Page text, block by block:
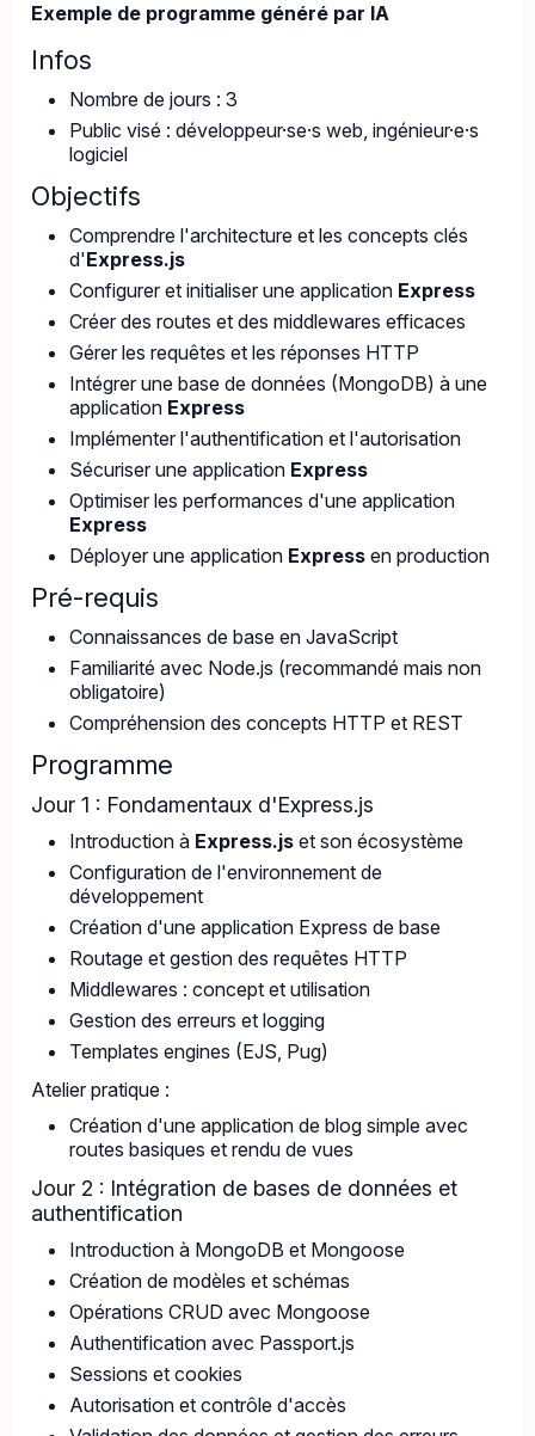
Exemple de programme généré par IA
Infos
Nombre de jours : 3
Public visé : développeur·se·s web, ingénieur·e·s
logiciel
Objectifs
Comprendre l'architecture et les concepts clés
d'Express.js
Configurer et initialiser une application Express
Créer des routes et des middlewares efficaces
Gérer les requêtes et les réponses HTTP
Intégrer une base de données (MongoDB) à une
application Express
Implémenter l'authentification et l'autorisation
Sécuriser une application Express
Optimiser les performances d'une application
Express
Déployer une application Express en production
Pré-requis
Connaissances de base en JavaScript
Familiarité avec Node.js (recommandé mais non
obligatoire)
Compréhension des concepts HTTP et REST
Programme
Jour 1 : Fondamentaux d'Express.js
Introduction à Express.js et son écosystème
Configuration de l'environnement de
développement
Création d'une application Express de base
Routage et gestion des requêtes HTTP
Middlewares : concept et utilisation
Gestion des erreurs et logging
Templates engines (EJS, Pug)
Atelier pratique :
Création d'une application de blog simple avec
routes basiques et rendu de vues
Jour 2 : Intégration de bases de données et
authentification
Introduction à MongoDB et Mongoose
Création de modèles et schémas
Opérations CRUD avec Mongoose
Authentification avec Passport.js
Sessions et cookies
Autorisation et contrôle d'accès